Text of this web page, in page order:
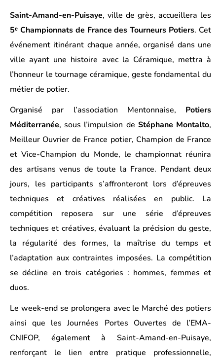
Saint-Amand-en-Puisaye, ville de grès, accueillera les
5ᵉ Championnats de France des Tourneurs Potiers. Cet
événement itinérant chaque année, organisé dans une
ville ayant une histoire avec la Céramique, mettra à
l’honneur le tournage céramique, geste fondamental du
métier de potier.
Organisé par l’association Mentonnaise, Potiers
Méditerranée, sous l’impulsion de Stéphane Montalto,
Meilleur Ouvrier de France potier, Champion de France
et Vice-Champion du Monde, le championnat réunira
des artisans venus de toute la France. Pendant deux
jours, les participants s’affronteront lors d’épreuves
techniques et créatives réalisées en public. La
compétition reposera sur une série d’épreuves
techniques et créatives, évaluant la précision du geste,
la régularité des formes, la maîtrise du temps et
l’adaptation aux contraintes imposées. La compétition
se décline en trois catégories : hommes, femmes et
duos.
Le week-end se prolongera avec le Marché des potiers
ainsi que les Journées Portes Ouvertes de l’EMA-
CNIFOP, également à Saint-Amand-en-Puisaye,
renforçant le lien entre pratique professionnelle,